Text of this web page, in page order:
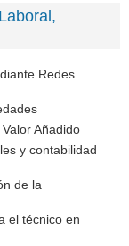
Redes
Añadido
y contabilidad
de la
el técnico en